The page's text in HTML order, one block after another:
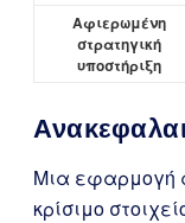
Αφιερωμένη
στρατηγική
υποστήριξη
Μια εφαρμογή
κρίσιμο